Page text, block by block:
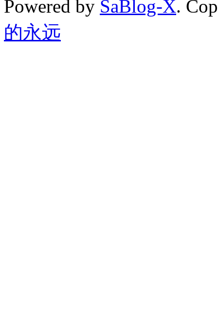
Powered by SaBlog-X.
的永远